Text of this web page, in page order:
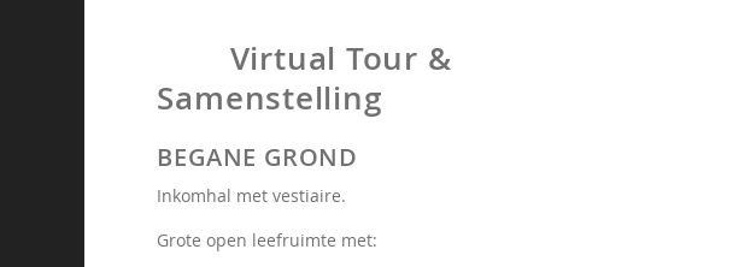
Virtual Tour &
Samenstelling
BEGANE GROND
Inkomhal met vestiaire.
Grote open leefruimte met: